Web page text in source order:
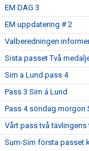
EM DAG 3
EM uppdatering # 2
Valberedningen
Sista passet Två
Sim a Lund pass 4
Pass 3 Sim á Lund
Pass 4 söndag morgon
Vårt pass två tävlingens
Sum-Sim första passet